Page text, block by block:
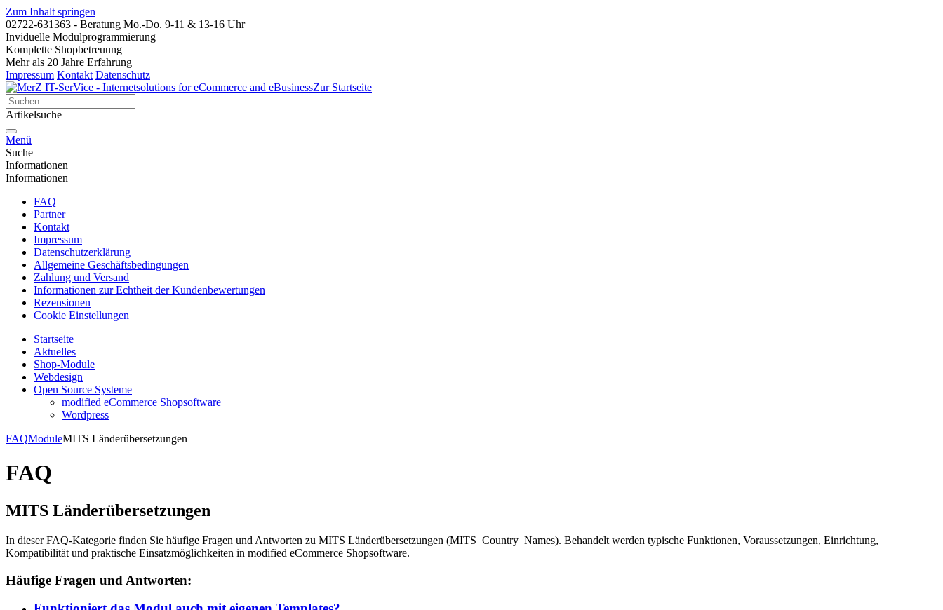
Zum Inhalt springen
02722-631363 - Beratung Mo.-Do. 9-11 & 13-16 Uhr
Inviduelle Modulprogrammierung
Komplette Shopbetreuung
Mehr als 20 Jahre Erfahrung
Impressum Kontakt Datenschutz
Artikelsuche
Menü
Suche
Informationen
Informationen
FAQ
Partner
Kontakt
Impressum
Datenschutzerklärung
Allgemeine Geschäftsbedingungen
Zahlung und Versand
Informationen zur Echtheit der Kundenbewertungen
Rezensionen
Cookie Einstellungen
Startseite
Aktuelles
Shop-Module
Webdesign
Open Source Systeme
modified eCommerce Shopsoftware
Wordpress
FAQModuleMITS Länderübersetzungen
FAQ
MITS Länderübersetzungen
In dieser FAQ-Kategorie finden Sie häufige Fragen und Antworten zu MITS Länderübersetzungen (MITS_Country_Names). Behandelt werden typische Funktionen, Voraussetzungen, Einrichtung,
Kompatibilität und praktische Einsatzmöglichkeiten in modified eCommerce Shopsoftware.
Häufige Fragen und Antworten: